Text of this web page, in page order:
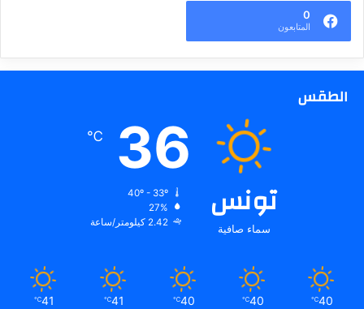
0
المتابعون
الطقس
تونس
سماء صافية
36
℃
27%
2.42 كيلومتر/ساعة
40
℃
40
℃
40
℃
41
℃
41
℃